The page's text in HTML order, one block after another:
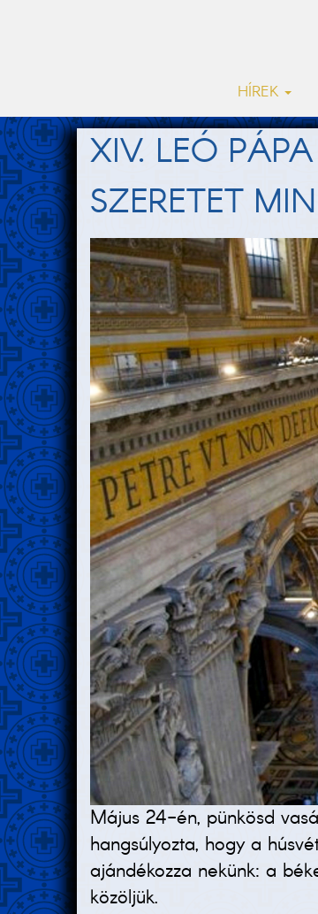
HÍREK
XIV. LEÓ
SZERETET
Május 24-én, pünkösd
hangsúlyozta, hogy a
ajándékozza nekünk: a
közöljük.